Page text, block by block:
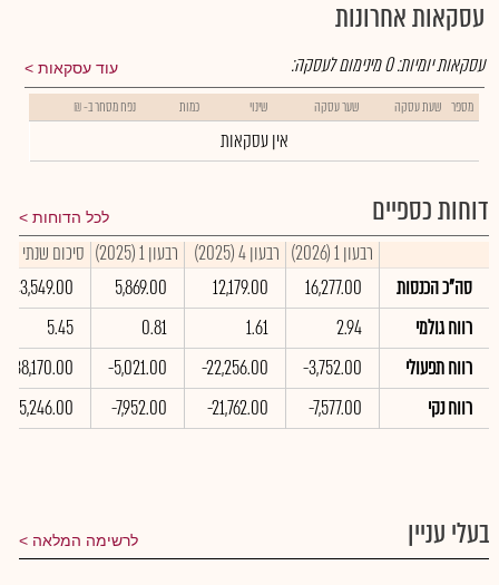
עסקאות אחרונות
עוד עסקאות עסקאות יומיות:0מינימום לעסקה:
מספר שעת עסקה שער עסקה שינוי כמות נפח מסחר ב- ₪
אין עסקאות
דוחות כספיים לכל הדוחות
רבעון 1 (2026) רבעון 4 (2025) רבעון 1 (2025)
סיכום שנתי 2025
סה"כ הכנסות
16,277.00
12,179.00
5,869.00
43,549.00
רווח גולמי
2.94
1.61
0.81
5.45
רווח תפעולי
-3,752.00
-22,256.00
-5,021.00
-38,170.00
רווח נקי
-7,577.00
-21,762.00
-7,952.00
-45,246.00
בעלי עניין לרשימה המלאה